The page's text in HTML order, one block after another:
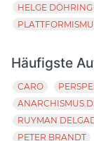
HELGE DÖHRING
Häufigste
CARO
RUYMAN
PETER BRANDT